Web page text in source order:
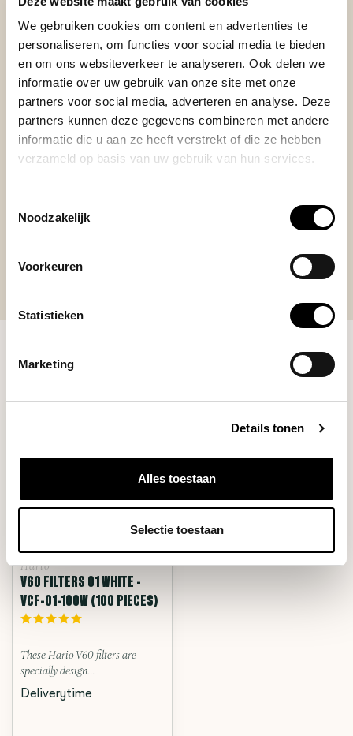
We gebruiken cookies om content en advertenties te
personaliseren, om functies voor social media te bieden
en om ons websiteverkeer te analyseren. Ook delen we
informatie over uw gebruik van onze site met onze
partners voor social media, adverteren en analyse. Deze
partners kunnen deze gegevens combineren met andere
informatie die u aan ze heeft verstrekt of die ze hebben
verzameld op basis van uw gebruik van hun services.
Noodzakelijk
Voorkeuren
Statistieken
Marketing
Details tonen
Alles toestaan
Selectie toestaan
REVIEWS Add your review
Posted on 25 April 2023 at 14:11 door Ivo
Can’t go wrong with Hario and Blommers!
RECENTLY VIEWED
Hario
V60 FILTERS 01 WHITE -
VCF-01-100W (100 PIECES)
These Hario V60 filters are
specially design...
Deliverytime